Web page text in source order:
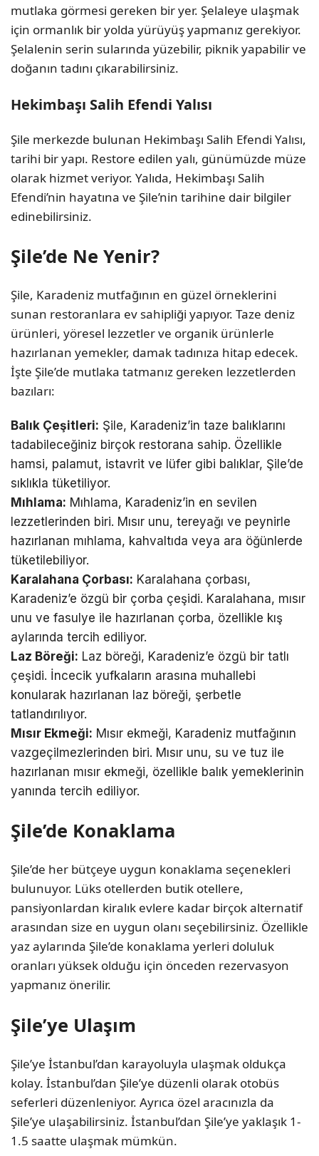
mutlaka görmesi gereken bir yer. Şelaleye ulaşmak
için ormanlık bir yolda yürüyüş yapmanız gerekiyor.
Şelalenin serin sularında yüzebilir, piknik yapabilir ve
doğanın tadını çıkarabilirsiniz.
Hekimbaşı Salih Efendi Yalısı
Şile merkezde bulunan Hekimbaşı Salih Efendi Yalısı,
tarihi bir yapı. Restore edilen yalı, günümüzde müze
olarak hizmet veriyor. Yalıda, Hekimbaşı Salih
Efendi’nin hayatına ve Şile’nin tarihine dair bilgiler
edinebilirsiniz.
Şile’de Ne Yenir?
Şile, Karadeniz mutfağının en güzel örneklerini
sunan restoranlara ev sahipliği yapıyor. Taze deniz
ürünleri, yöresel lezzetler ve organik ürünlerle
hazırlanan yemekler, damak tadınıza hitap edecek.
İşte Şile’de mutlaka tatmanız gereken lezzetlerden
bazıları:
Balık Çeşitleri: Şile, Karadeniz’in taze balıklarını
tadabileceğiniz birçok restorana sahip. Özellikle
hamsi, palamut, istavrit ve lüfer gibi balıklar, Şile’de
sıklıkla tüketiliyor.
Mıhlama: Mıhlama, Karadeniz’in en sevilen
lezzetlerinden biri. Mısır unu, tereyağı ve peynirle
hazırlanan mıhlama, kahvaltıda veya ara öğünlerde
tüketilebiliyor.
Karalahana Çorbası: Karalahana çorbası,
Karadeniz’e özgü bir çorba çeşidi. Karalahana, mısır
unu ve fasulye ile hazırlanan çorba, özellikle kış
aylarında tercih ediliyor.
Laz Böreği: Laz böreği, Karadeniz’e özgü bir tatlı
çeşidi. İncecik yufkaların arasına muhallebi
konularak hazırlanan laz böreği, şerbetle
tatlandırılıyor.
Mısır Ekmeği: Mısır ekmeği, Karadeniz mutfağının
vazgeçilmezlerinden biri. Mısır unu, su ve tuz ile
hazırlanan mısır ekmeği, özellikle balık yemeklerinin
yanında tercih ediliyor.
Şile’de Konaklama
Şile’de her bütçeye uygun konaklama seçenekleri
bulunuyor. Lüks otellerden butik otellere,
pansiyonlardan kiralık evlere kadar birçok alternatif
arasından size en uygun olanı seçebilirsiniz. Özellikle
yaz aylarında Şile’de konaklama yerleri doluluk
oranları yüksek olduğu için önceden rezervasyon
yapmanız önerilir.
Şile’ye Ulaşım
Şile’ye İstanbul’dan karayoluyla ulaşmak oldukça
kolay. İstanbul’dan Şile’ye düzenli olarak otobüs
seferleri düzenleniyor. Ayrıca özel aracınızla da
Şile’ye ulaşabilirsiniz. İstanbul’dan Şile’ye yaklaşık 1-
1.5 saatte ulaşmak mümkün.